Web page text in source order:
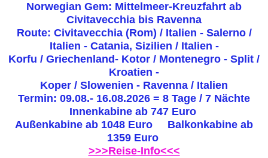
Norwegian Gem: Mittelmeer-Kreuzfahrt ab
Civitavecchia bis Ravenna
Route: Civitavecchia (Rom) / Italien - Salerno /
Italien - Catania, Sizilien / Italien -
Korfu / Griechenland- Kotor / Montenegro - Split /
Kroatien -
Koper / Slowenien - Ravenna / Italien
Termin: 09.08.- 16.08.2026 = 8 Tage / 7 Nächte
Innenkabine ab 747 Euro
Außenkabine ab 1048 Euro Balkonkabine ab
1359 Euro
>>>Reise-Info<<<